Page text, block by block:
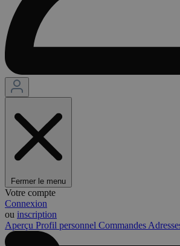
Fermer le menu
Votre compte
Connexion
ou inscription
Aperçu Profil personnel Commandes